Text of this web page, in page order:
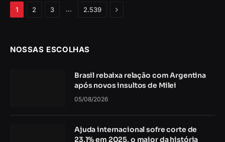
1 2 3 … 2.539 Próximo
NOSSAS ESCOLHAS
Brasil rebaixa relação com Argentina
após novos insultos de Milei
05/08/2026
Ajuda internacional sofre corte de
23,1% em 2025, o maior da história